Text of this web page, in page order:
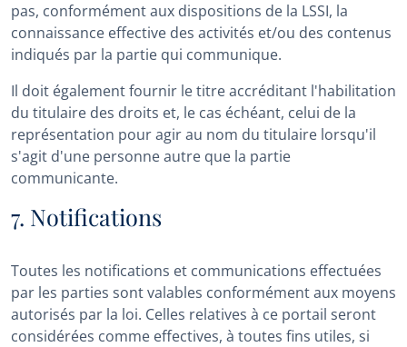
pas, conformément aux dispositions de la LSSI, la
connaissance effective des activités et/ou des contenus
indiqués par la partie qui communique.
Il doit également fournir le titre accréditant l'habilitation
du titulaire des droits et, le cas échéant, celui de la
représentation pour agir au nom du titulaire lorsqu'il
s'agit d'une personne autre que la partie
communicante.
7. Notifications
Toutes les notifications et communications effectuées
par les parties sont valables conformément aux moyens
autorisés par la loi. Celles relatives à ce portail seront
considérées comme effectives, à toutes fins utiles, si